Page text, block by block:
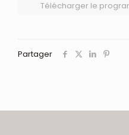
Télécharger le
Partager